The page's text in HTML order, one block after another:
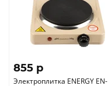
855 p
Электроплитка ENERGY EN-